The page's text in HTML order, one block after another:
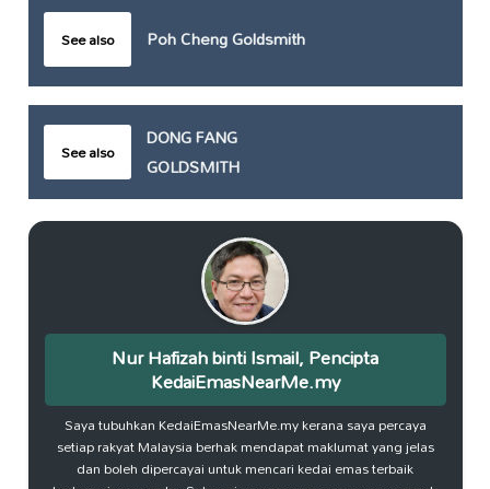
See also Poh Cheng Goldsmith
See also
DONG FANG
GOLDSMITH
Nur Hafizah binti Ismail, Pencipta
KedaiEmasNearMe.my
Saya tubuhkan KedaiEmasNearMe.my kerana saya percaya
setiap rakyat Malaysia berhak mendapat maklumat yang jelas
dan boleh dipercayai untuk mencari kedai emas terbaik